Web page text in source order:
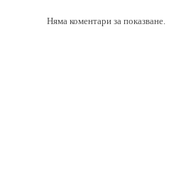
Няма коментари за показване.